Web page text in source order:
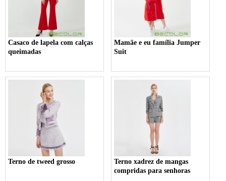
Casaco de lapela com calças
queimadas
Mamãe e eu família Jumper
Suit
Terno de tweed grosso
Terno xadrez de mangas
compridas para senhoras